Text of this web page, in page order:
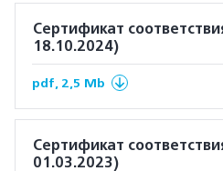
Сертификат
18.10.2024)
pdf, 2,5 Mb
Сертификат
01.03.2023)